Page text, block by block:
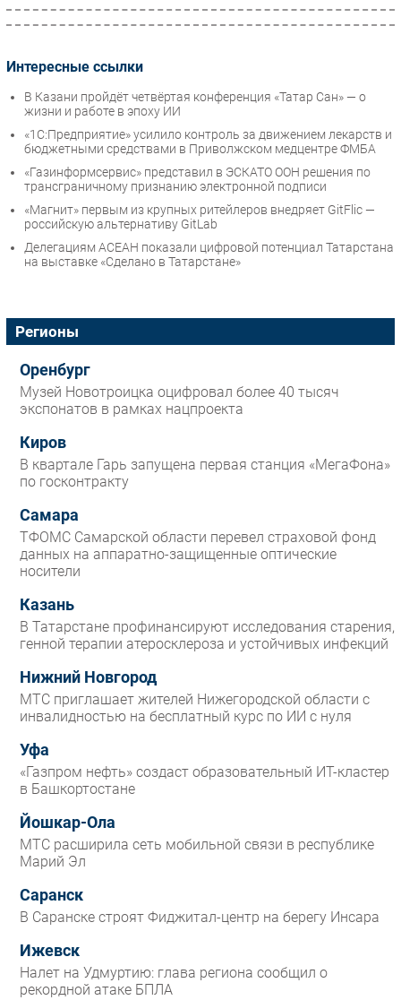
Интересные ссылки
В Казани пройдёт четвёртая конференция «Татар Сан» — о
жизни и работе в эпоху ИИ
«1С:Предприятие» усилило контроль за движением лекарств и
бюджетными средствами в Приволжском медцентре ФМБА
«Газинформсервис» представил в ЭСКАТО ООН решения по
трансграничному признанию электронной подписи
«Магнит» первым из крупных ритейлеров внедряет GitFlic —
российскую альтернативу GitLab
Делегациям АСЕАН показали цифровой потенциал Татарстана
на выставке «Сделано в Татарстане»
Регионы
Оренбург
Музей Новотроицка оцифровал более 40 тысяч
экспонатов в рамках нацпроекта
Киров
В квартале Гарь запущена первая станция «МегаФона»
по госконтракту
Самара
ТФОМС Самарской области перевел страховой фонд
данных на аппаратно-защищенные оптические
носители
Казань
В Татарстане профинансируют исследования старения,
генной терапии атеросклероза и устойчивых инфекций
Нижний Новгород
МТС приглашает жителей Нижегородской области с
инвалидностью на бесплатный курс по ИИ с нуля
Уфа
«Газпром нефть» создаст образовательный ИТ-кластер
в Башкортостане
Йошкар-Ола
МТС расширила сеть мобильной связи в республике
Марий Эл
Саранск
В Саранске строят Фиджитал-центр на берегу Инсара
Ижевск
Налет на Удмуртию: глава региона сообщил о
рекордной атаке БПЛА